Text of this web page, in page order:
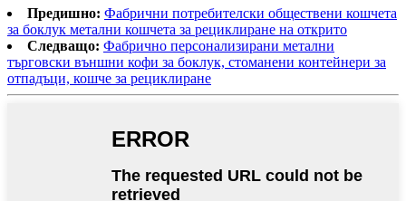
Предишно: Фабрични потребителски обществени кошчета
за боклук метални кошчета за рециклиране на открито
Следващо: Фабрично персонализирани метални
търговски външни кофи за боклук, стоманени контейнери за
отпадъци, кошче за рециклиране